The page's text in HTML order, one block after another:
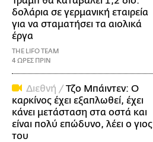
δολάρια σε γερμανική εταιρεία
για να σταματήσει τα αιολικά
έργα
THE LIFO TEAM
4 ΩΡΕΣ ΠΡΙΝ
Διεθνή /Τζο Μπάιντεν: Ο
καρκίνος έχει εξαπλωθεί, έχει
κάνει μετάσταση στα οστά και
είναι πολύ επώδυνο, λέει ο γιος
του